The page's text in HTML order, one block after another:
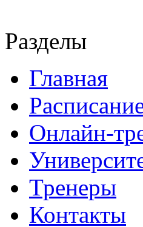
Разделы
Главная
Онлайн-
Тренеры
Контакты